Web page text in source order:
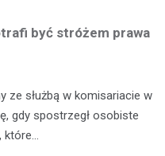
być stróżem prawa
ze służbą w komisariacie w
gdy spostrzegł osobiste
które…